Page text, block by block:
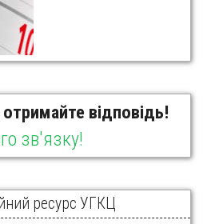
відповідь!
зв'язку!
ресурс УГКЦ